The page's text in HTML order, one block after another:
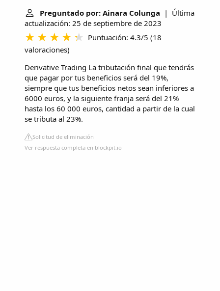
Preguntado por: Ainara Colunga | Última
actualización: 25 de septiembre de 2023
Puntuación: 4.3/5 (18
valoraciones)
Derivative Trading La tributación final que tendrás
que pagar por tus beneficios será del 19%,
siempre que tus beneficios netos sean inferiores a
6000 euros, y la siguiente franja será del 21%
hasta los 60 000 euros, cantidad a partir de la cual
se tributa al 23%.
Solicitud de eliminación
Ver respuesta completa en blockpit.io